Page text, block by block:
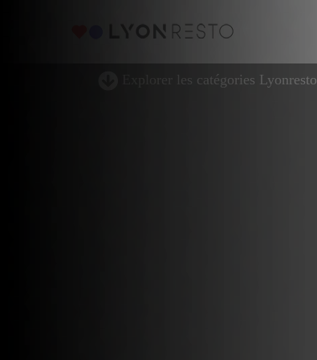
Explorer les catégories Lyonresto